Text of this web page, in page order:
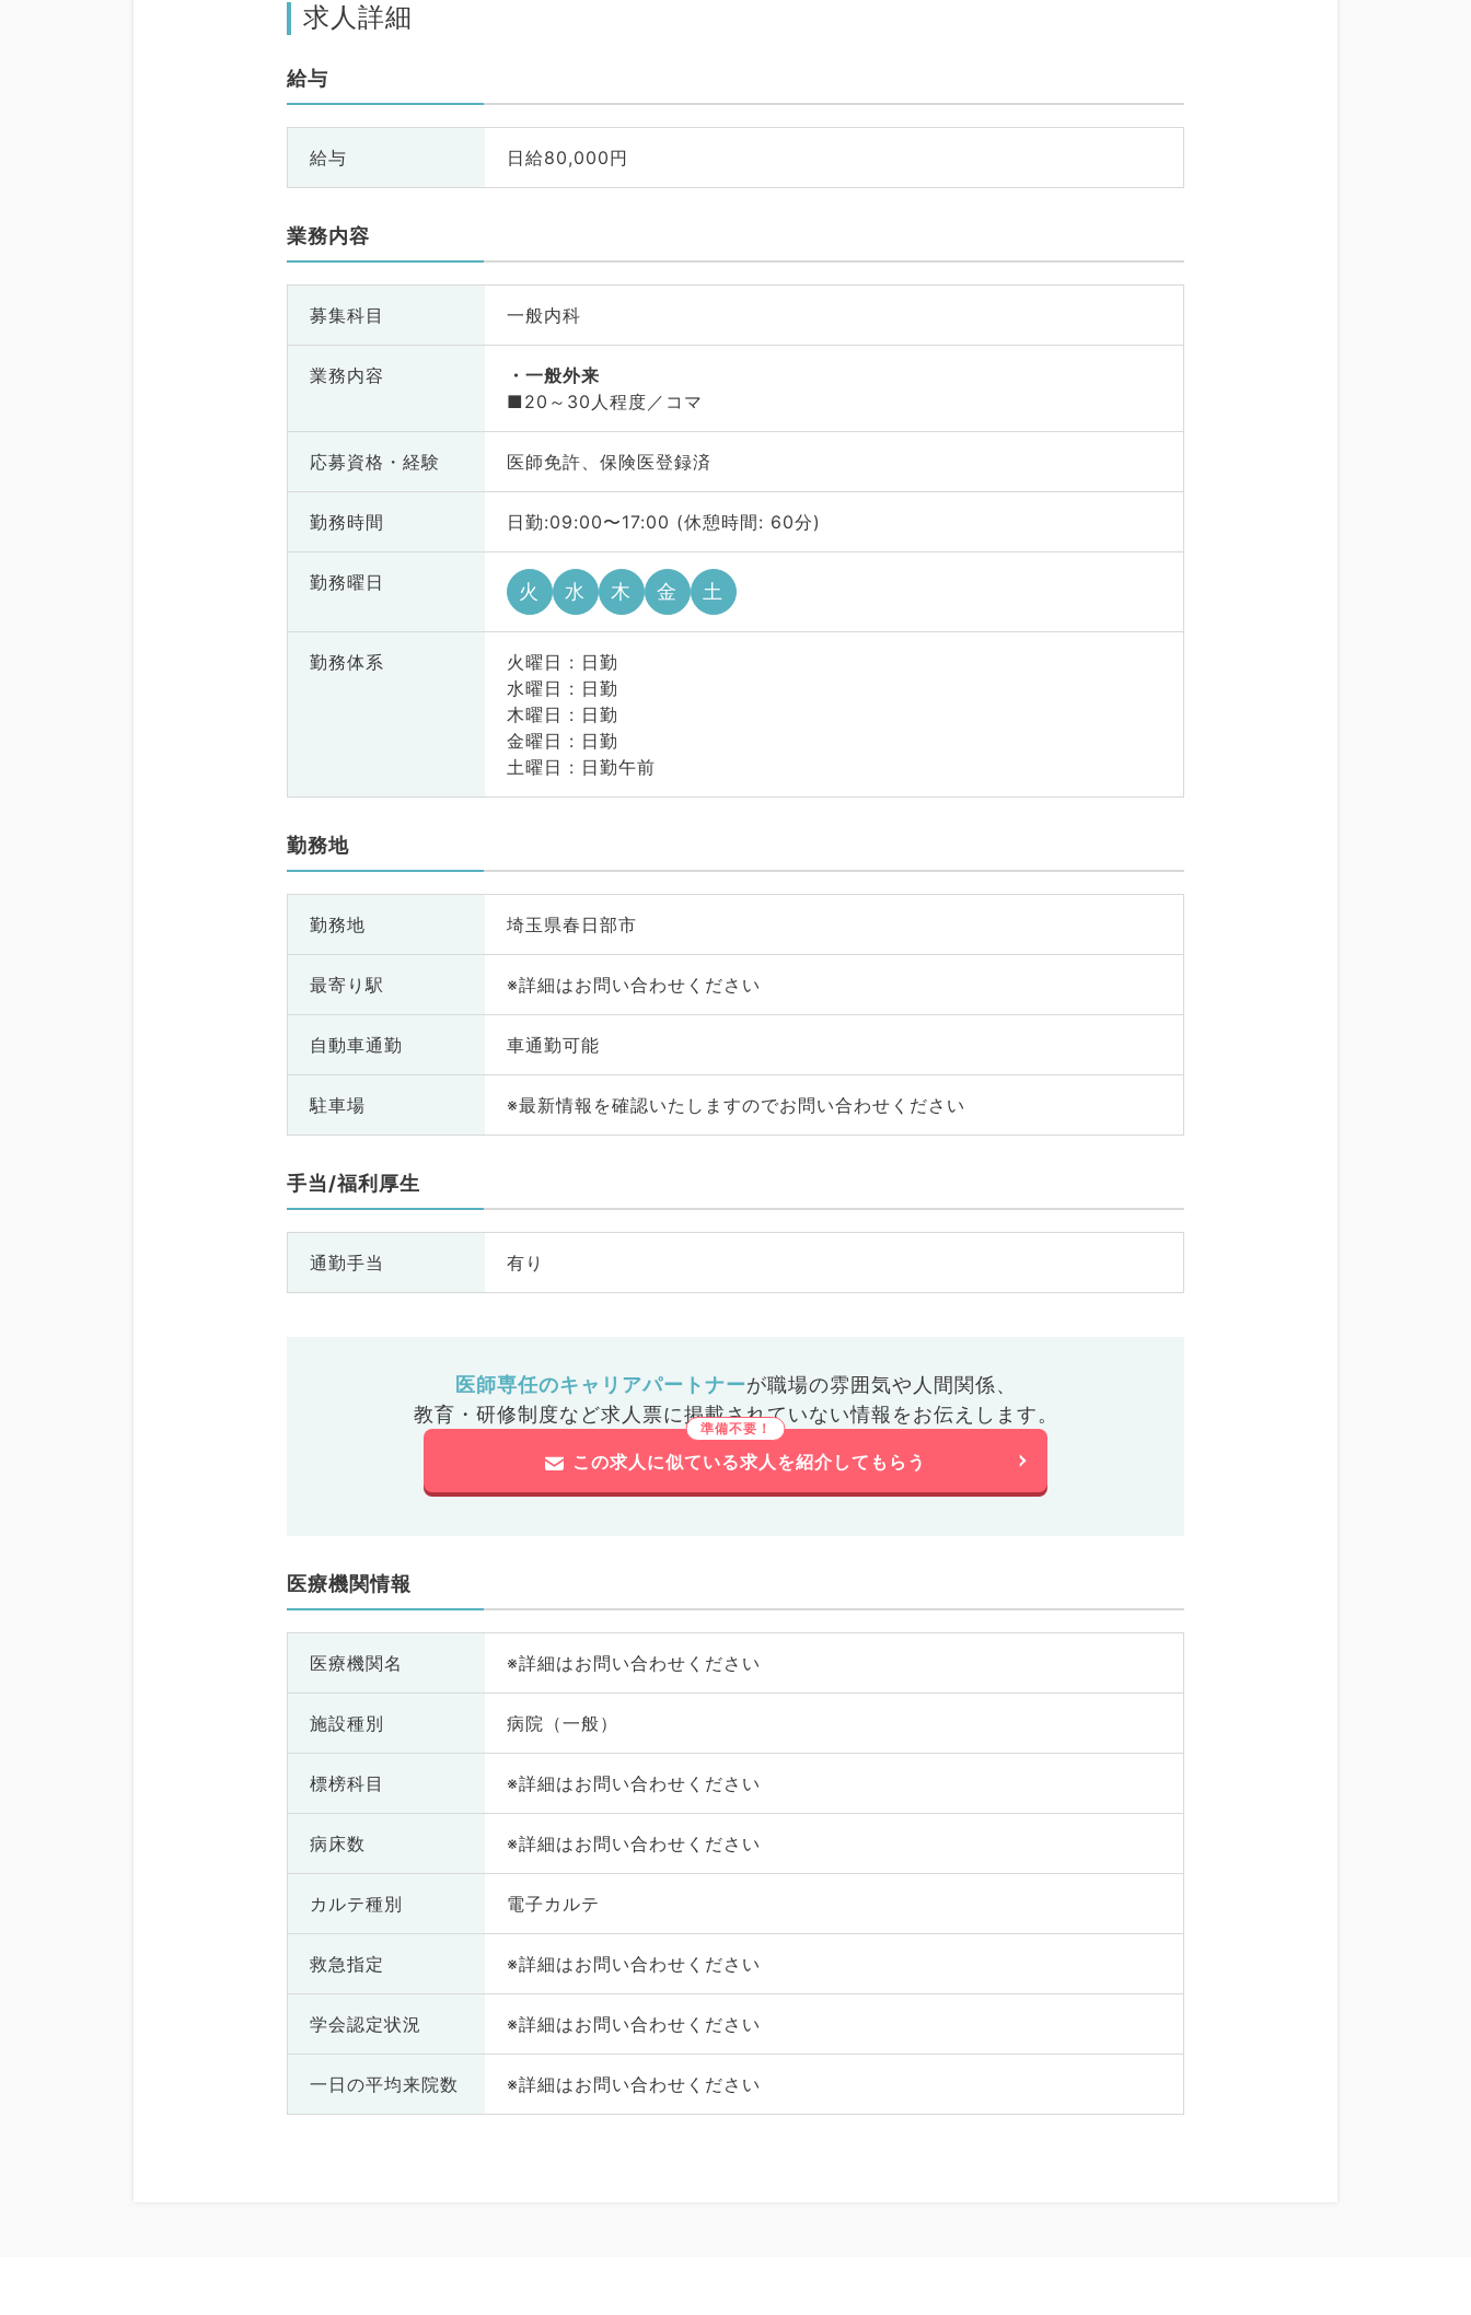
求人詳細
給与
給与 日給80,000円
業務内容
募集科目 一般内科
業務内容
一般外来
■20～30人程度／コマ
応募資格・ 経験 医師免許、保険医登録済
勤務時間 日勤:09:00〜17:00 (休憩時間: 60分)
勤務曜日 火 水 木 金 土
勤務体系
火曜日 : 日勤
水曜日 : 日勤
木曜日 : 日勤
金曜日 : 日勤
土曜日 : 日勤午前
勤務地
勤務地 埼玉県春日部市
最寄り駅 ※詳細はお問い合わせください
自動車通勤 車通勤可能
駐車場 ※最新情報を確認いたしますのでお問い合わせください
手当/福利厚生
通勤手当 有り
医師専任のキャリアパートナーが職場の雰囲気や人間関係、
教育・研修制度など求人票に掲載されていない情報をお伝えします。
この求人に似ている求人を紹介してもらう
医療機関情報
医療機関名 ※詳細はお問い合わせください
施設種別 病院（一般）
標榜科目 ※詳細はお問い合わせください
病床数 ※詳細はお問い合わせください
カルテ種別 電子カルテ
救急指定 ※詳細はお問い合わせください
学会認定状況 ※詳細はお問い合わせください
一日の平均来院数 ※詳細はお問い合わせください